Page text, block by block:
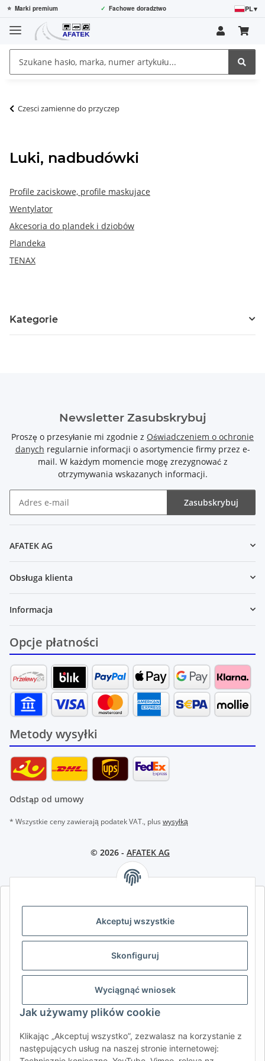
⭐ Marki premium ✓ Fachowe doradztwo PL▾
Akceptuj wszystkie
Skonfiguruj
Wyciągnąć wniosek
Jak używamy plików cookie
Klikając „Akceptuj wszystko”, zezwalasz na korzystanie z
następujących usług na naszej stronie internetowej:
Czesci zamienne do przyczep
Luki, nadbudówki
Profile zaciskowe, profile maskujace
Wentylator
Akcesoria do plandek i dziobów
Plandeka
TENAX
Kategorie
Newsletter Zasubskrybuj
Proszę o przesyłanie mi zgodnie z Oświadczeniem o ochronie
danych regularnie informacji o asortymencie firmy przez e-
mail. W każdym momencie mogę zrezygnować z
otrzymywania wskazanych informacji.
Zasubskrybuj
AFATEK AG
Obsługa klienta
Informacja
Opcje płatności
Metody wysyłki
Odstąp od umowy
* Wszystkie ceny zawierają podatek VAT., plus wysyłką
© 2026 - AFATEK AG
AFATEK INTERNATIONAL – WYBIERZ REGION I JĘZYK | SELECT
DE AT CH (DE) CH (FR)
BE (NL) BE (FR)
SE FI
RO HR